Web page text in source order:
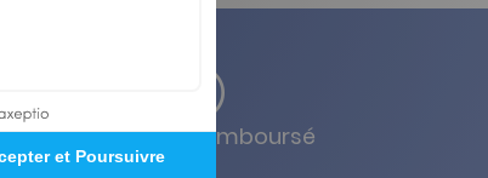
Satisfait ou remboursé